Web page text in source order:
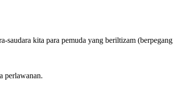
saudara kita para pemuda yang beriltizam (berpegang
perlawanan.